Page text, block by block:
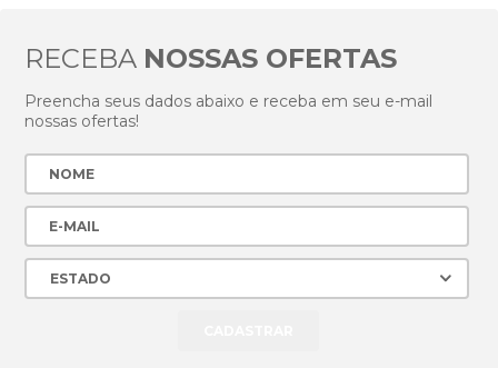
RECEBA NOSSAS OFERTAS
Preencha seus dados abaixo e receba em seu e-mail
nossas ofertas!